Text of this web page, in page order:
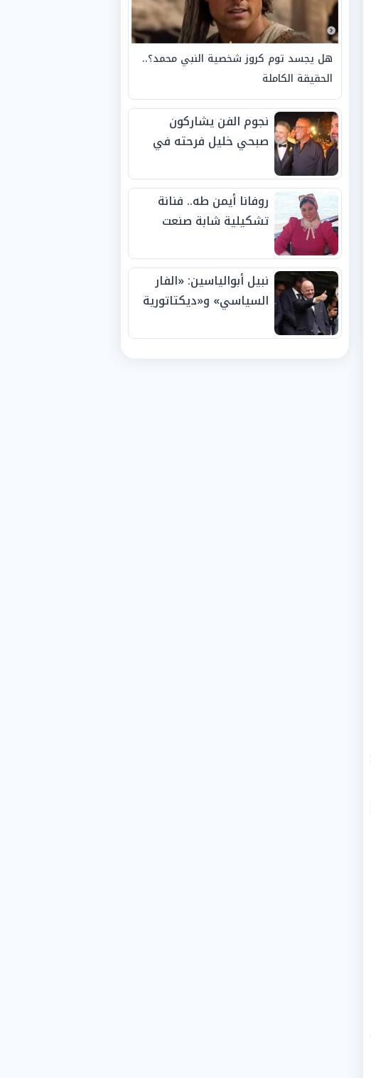
هل يجسد توم كروز شخصية النبي محمد؟..
الحقيقة الكاملة
نجوم الفن يشاركون
صبحي خليل فرحته في
روفانا أيمن طه.. فنانة
تشكيلية شابة صنعت
الجوائز منذ الصغر
نبيل أبوالياسين: «الفار
السياسي» و«ديكتاتورية
الفيفا».. وإقالة